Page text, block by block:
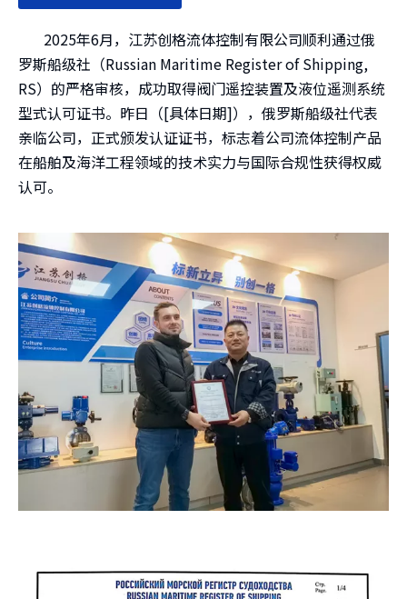
2025年6月，江苏创格流体控制有限公司顺利通过俄
罗斯船级社（Russian Maritime Register of Shipping,
RS）的严格审核，成功取得阀门遥控装置及液位遥测系统
型式认可证书。昨日（[具体日期]），俄罗斯船级社代表
亲临公司，正式颁发认证证书，标志着公司流体控制产品
在船舶及海洋工程领域的技术实力与国际合规性获得权威
认可。